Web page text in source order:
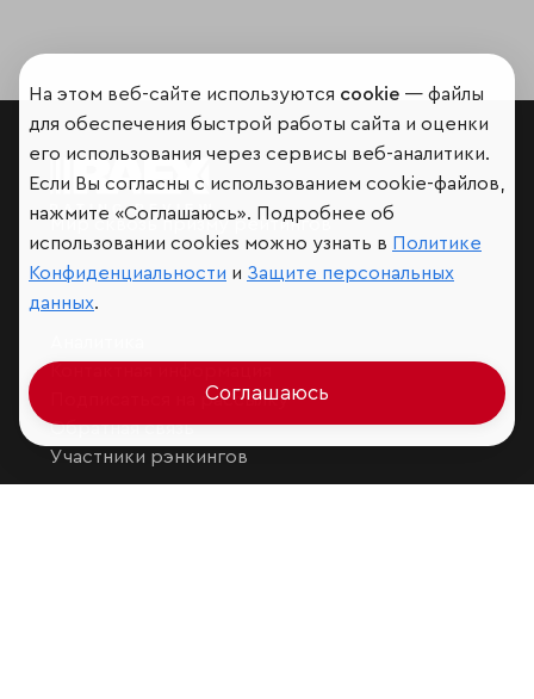
Мир сквозь призму рейтингов
Подписаться на рассылку
Обратная связь
Участники рэнкингов
На этом веб-сайте используются cookie — файлы
для обеспечения быстрой работы сайта и оценки
его использования через сервисы веб-аналитики.
Если Вы согласны с использованием cookie-файлов,
нажмите «Соглашаюсь». Подробнее об
использовании cookies можно узнать в Политике
Конфиденциальности и Защите персональных
данных.
Соглашаюсь